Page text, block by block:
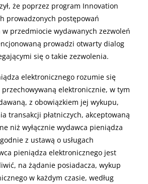
że poprzez program Innovation
prowadzonych postępowań
przedmiocie wydawanych zezwoleń
prowadzi otwarty dialog
się o takie zezwolenia.
elektronicznego rozumie się
elektronicznie, w tym
z obowiązkiem jej wykupu,
transakcji płatniczych, akceptowaną
niż wyłącznie wydawca pieniądza
z ustawą o usługach
pieniądza elektronicznego jest
na żądanie posiadacza, wykup
w każdym czasie, według